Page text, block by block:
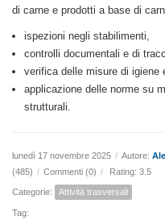
di carne e prodotti a base di
ispezioni negli stabilimenti,
controlli documentali e di
verifica delle misure di igiene
applicazione delle norme su
strutturali.
lunedì 17 novembre 2025 / Autore:
(485) / Commenti (0) / Rating: 3.5
Categorie: Attività trasversali
Tag: